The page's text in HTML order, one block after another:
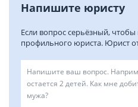
Напишите юристу
Если вопрос серьёзный, чтобы
профильного юриста. Юрист